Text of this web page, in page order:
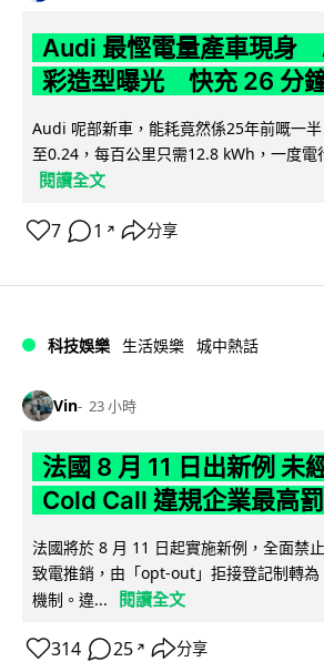
Audi 最慳電量產車現身
彩造型曝光 快充 26 分
Audi 呢部新車，能耗竟然係25年前嘅一
至0.24，每百公里只需12.8 kWh，一度電
閱讀全文
7 1 ↗ 分享
科技娛樂 生活娛樂 城中熱話
Vin 23 小時
法國 8 月 11 日出新例 未
Cold Call 違規企業最高
法國將於 8 月 11 日起實施新例，全面禁
致電推銷，由「opt-out」拒接登記制轉
機制。違...
閱讀全文
314 25 ↗ 分享